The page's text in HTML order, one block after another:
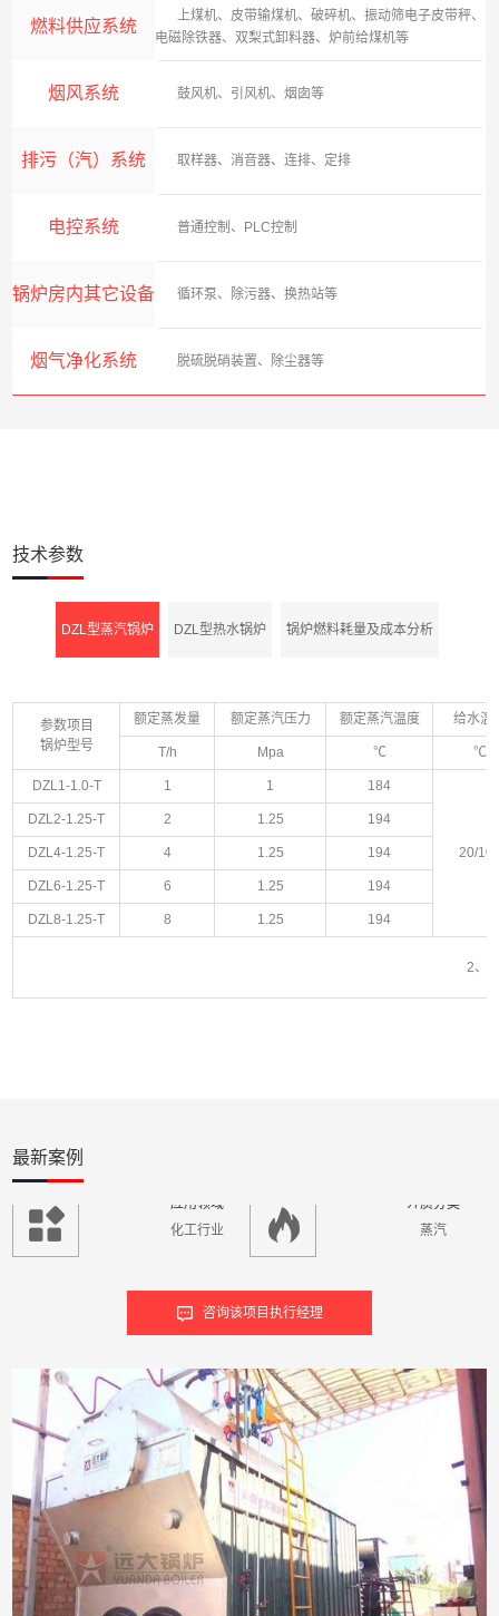
燃料供应系统
上煤机、皮带输煤机、破碎机、振动筛电子皮带秤、
电磁除铁器、双梨式卸料器、炉前给煤机等
烟风系统 鼓风机、引风机、烟囱等
排污（汽）系统 取样器、消音器、连排、定排
电控系统 普通控制、PLC控制
锅炉房内其它设备 循环泵、除污器、换热站等
烟气净化系统 脱硫脱硝装置、除尘器等
技术参数
DZL型蒸汽锅炉 DZL型热水锅炉 锅炉燃料耗量及成本分析
参数项目
锅炉型号
额定蒸发量 额定蒸汽压力 额定蒸汽温度 给水温
T/h Mpa ℃ ℃
DZL1-1.0-T 1 1 184
20/
DZL2-1.25-T 2 1.25 194
DZL4-1.25-T 4 1.25 194
DZL6-1.25-T 6 1.25 194
DZL8-1.25-T 8 1.25 194
2、
最新案例
河南某热力公司40吨燃煤热水锅炉供暖项目
项目地址
应用领域
供暖
介质分类
圭亚那橡胶板厂6吨燃煤蒸汽锅炉